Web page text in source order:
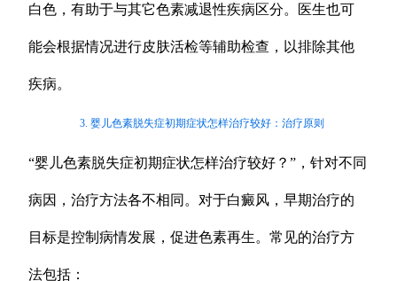
白色，有助于与其它色素减退性疾病区分。医生也可
能会根据情况进行皮肤活检等辅助检查，以排除其他
疾病。
3. 婴儿色素脱失症初期症状怎样治疗较好：治疗原则
“婴儿色素脱失症初期症状怎样治疗较好？”，针对不同
病因，治疗方法各不相同。对于白癜风，早期治疗的
目标是控制病情发展，促进色素再生。常见的治疗方
法包括：